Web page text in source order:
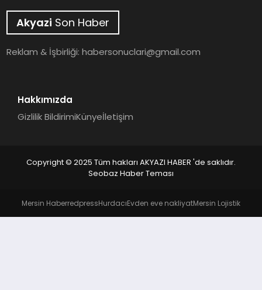
YAŞAM
Akyazi Son Haber
Reklam & İşbirliği:habersonuclari@gmail.com
Hakkımızda
Gizlilik BildirimiKünyeİletişim
Copyright © 2025 Tüm hakları AKYAZI HABER 'de saklıdır.
Seobaz Haber Teması
Mersin HaberredpressHurdacıEvden eve nakliyatMersin Lojistik